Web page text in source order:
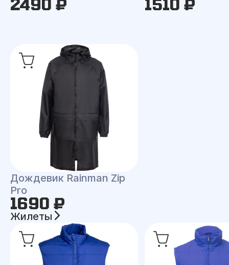
2490 ₽ 1510 ₽
Дождевик Rainman Zip
Pro
1690 ₽
Жилеты